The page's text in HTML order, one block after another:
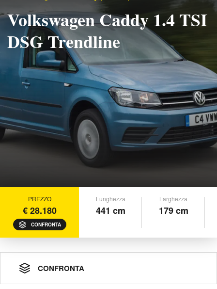
Volkswagen Caddy 1.4 TSI
DSG Trendline
PREZZO
€ 28.180
CONFRONTA
Lunghezza
441 cm
Larghezza
179 cm
CONFRONTA